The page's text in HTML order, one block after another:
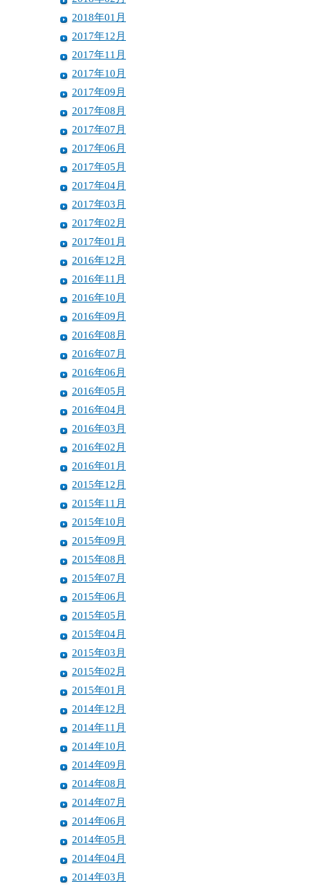
2018年01月
2017年12月
2017年11月
2017年10月
2017年09月
2017年08月
2017年07月
2017年06月
2017年05月
2017年04月
2017年03月
2017年02月
2017年01月
2016年12月
2016年11月
2016年10月
2016年09月
2016年08月
2016年07月
2016年06月
2016年05月
2016年04月
2016年03月
2016年02月
2016年01月
2015年12月
2015年11月
2015年10月
2015年09月
2015年08月
2015年07月
2015年06月
2015年05月
2015年04月
2015年03月
2015年02月
2015年01月
2014年12月
2014年11月
2014年10月
2014年09月
2014年08月
2014年07月
2014年06月
2014年05月
2014年04月
2014年03月